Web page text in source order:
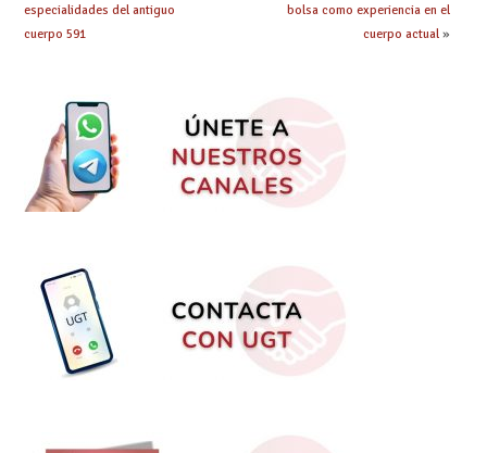
especialidades del antiguo
cuerpo 591
bolsa como experiencia en el
cuerpo actual»